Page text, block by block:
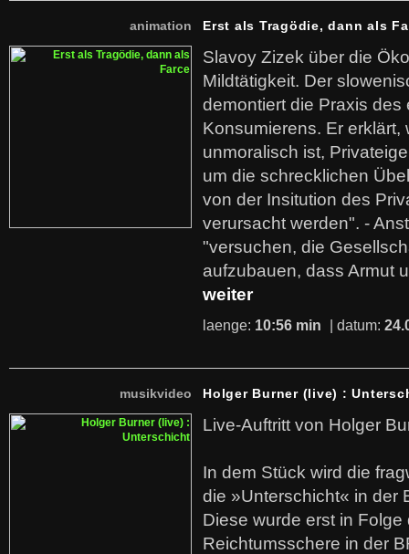
animation Erst als Tragödie, dann als
Slavoy Zizek über die
Mildtätigkeit. Der
demontiert die Praxis des
Konsumierens. Er erklärt,
unmoralisch ist,
um die schrecklichen
von der Insitution des
verursacht werden". -
"versuchen, die
aufzubauen, dass Armut
weiter
laenge: 10:56 min | datum:
musikvideo Holger Burner (live) :
Live-Auftritt von Holger
In dem Stück wird die
die »Unterschicht« in der
Diese wurde erst in
Reichtumsschere in der